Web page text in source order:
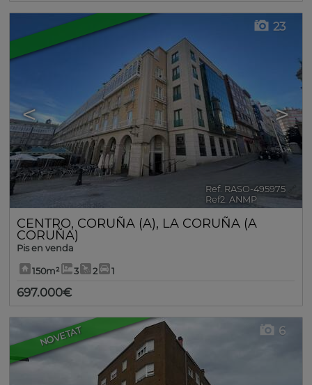
< >
23
Ref. RASO-495975
Ref2. ANMP
CENTRO, CORUÑA (A), LA CORUÑA (A
CORUÑA)
Pis en venda
150m² 3 2 1
697.000€
NOVETAT 6